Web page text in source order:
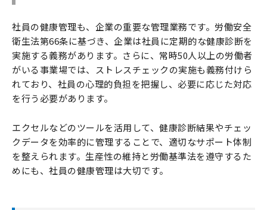
社員の健康管理も、企業の重要な管理業務です。労働安全
衛生法第66条に基づき、企業は社員に定期的な健康診断を
実施する義務があります。さらに、常時50人以上の労働者
がいる事業場では、ストレスチェックの実施も義務付けら
れており、社員の心理的負担を把握し、必要に応じた対応
を行う必要があります。
エクセルなどのツールを活用して、健康診断結果やチェッ
クデータを効率的に管理することで、適切なサポート体制
を整えられます。生産性の維持と労働基準法を遵守するた
めにも、社員の健康管理は大切です。